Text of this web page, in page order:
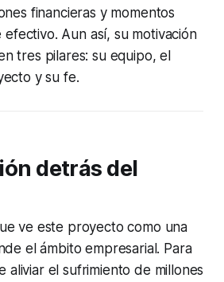
financieras y momentos
Aun así, su motivación
tres pilares: su equipo, el
y su fe.
detrás del
ve este proyecto como una
el ámbito empresarial. Para
aliviar el sufrimiento de millones